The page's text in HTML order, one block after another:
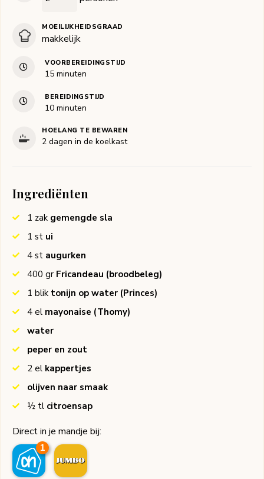
MOEILIJKHEIDSGRAAD
makkelijk
VOORBEREIDINGSTIJD
15minuten
minuten
BEREIDINGSTIJD
10minuten
minuten
HOELANG TE BEWAREN
2 dagen in de koelkast
Ingrediënten
1 zak gemengde sla
1 st ui
4 st augurken
400 gr Fricandeau (broodbeleg)
1 blik tonijn op water (Princes)
4 el mayonaise (Thomy)
water
peper en zout
2 el kappertjes
olijven naar smaak
½ tl citroensap
Direct in je mandje bij:
1